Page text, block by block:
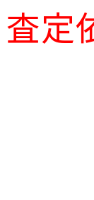
定